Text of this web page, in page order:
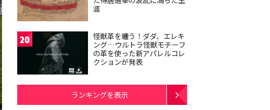
涯
20
怪獣革を纏う！ダダ、エレキ
ング…ウルトラ怪獣モチーフ
の革を使った新アパレルコレ
クションが発表
ランキングを表示